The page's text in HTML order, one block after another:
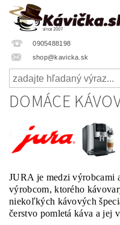
0905488198
shop@kavicka.sk
DOMÁCE
JURA je medzi výrobcami
výrobcom, ktorého
niekoľkých kávových
čerstvo pomletá káva a jej